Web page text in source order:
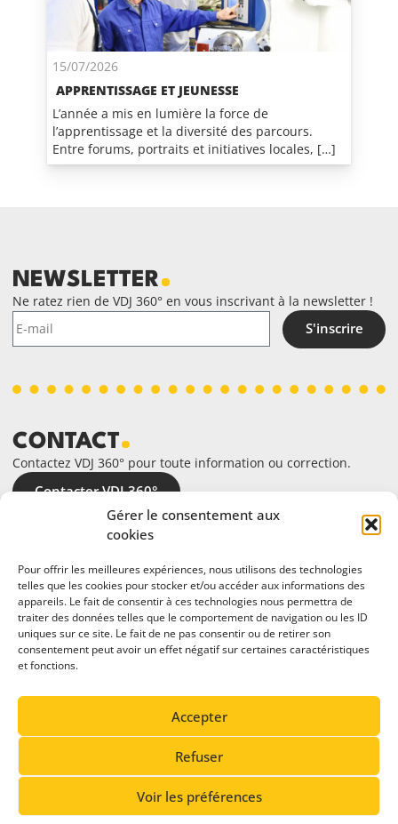
Gérer le consentement aux
cookies
Pour offrir les meilleures expériences, nous utilisons des technologies
telles que les cookies pour stocker et/ou accéder aux informations des
appareils. Le fait de consentir à ces technologies nous permettra de
traiter des données telles que le comportement de navigation ou les ID
uniques sur ce site. Le fait de ne pas consentir ou de retirer son
consentement peut avoir un effet négatif sur certaines caractéristiques
et fonctions.
Accepter
Refuser
Voir les préférences
15/07/2026
APPRENTISSAGE ET JEUNESSE
L’année a mis en lumière la force de
l’apprentissage et la diversité des parcours.
Entre forums, portraits et initiatives locales, […]
NEWSLETTER
Ne ratez rien de VDJ 360° en vous inscrivant à la newsletter !
S'inscrire
CONTACT
Contactez VDJ 360° pour toute information ou correction.
Contacter VDJ 360°
En partenariat avec